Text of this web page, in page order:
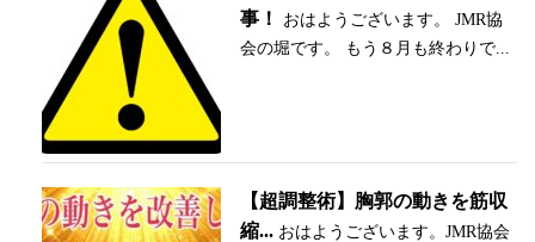
事！
おはようございます。 JMR協
会の堀です。 もう８月も終わりで...
【超調整術】胸郭の動きを筋収
縮... おはようございます。JMR協会